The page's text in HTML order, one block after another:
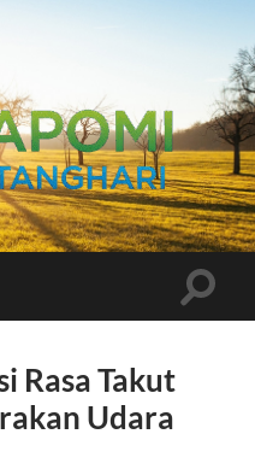
Toggle
Rasa Takut
Udara